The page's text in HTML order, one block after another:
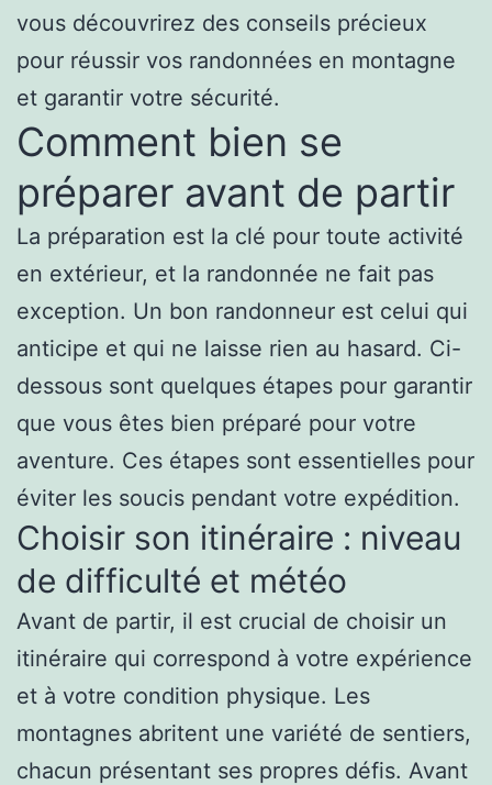
vous découvrirez des conseils précieux
pour réussir vos randonnées en montagne
et garantir votre sécurité.
Comment bien se
préparer avant de partir
La préparation est la clé pour toute activité
en extérieur, et la randonnée ne fait pas
exception. Un bon randonneur est celui qui
anticipe et qui ne laisse rien au hasard. Ci-
dessous sont quelques étapes pour garantir
que vous êtes bien préparé pour votre
aventure. Ces étapes sont essentielles pour
éviter les soucis pendant votre expédition.
Choisir son itinéraire : niveau
de difficulté et météo
Avant de partir, il est crucial de choisir un
itinéraire qui correspond à votre expérience
et à votre condition physique. Les
montagnes abritent une variété de sentiers,
chacun présentant ses propres défis. Avant